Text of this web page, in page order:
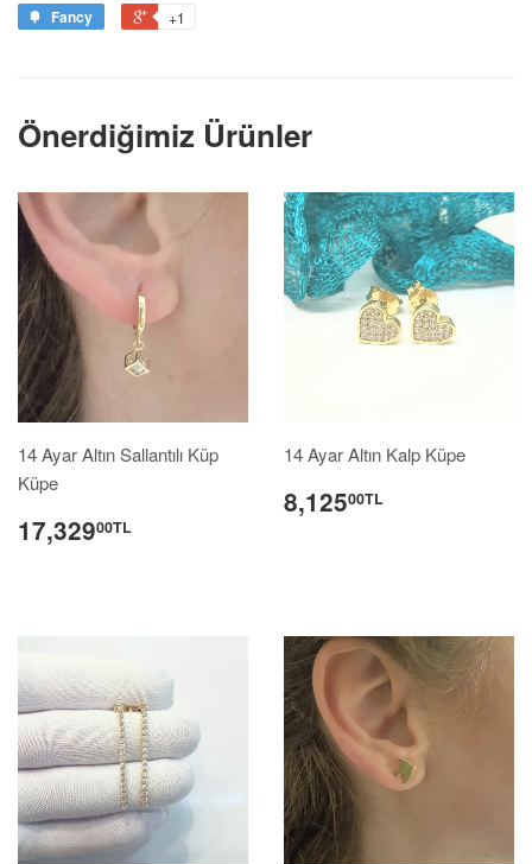
Fancy
+1
Önerdiğimiz Ürünler
14 Ayar Altın Sallantılı Küp
Küpe
17,32900TL
14 Ayar Altın Kalp Küpe
8,12500TL